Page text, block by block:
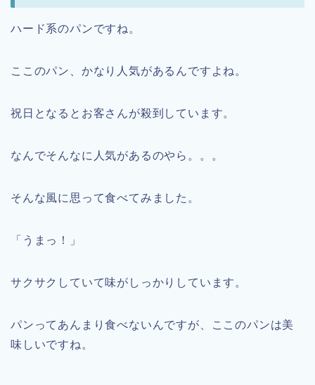
ハード系のパンですね。
ここのパン、かなり人気があるんですよね。
祝日となるとお客さんが殺到しています。
なんでそんなに人気があるのやら。。。
そんな風に思って食べてみました。
「うまっ！」
サクサクしていて味がしっかりしています。
パンってあんまり食べないんですが、ここのパンは美
味しいですね。